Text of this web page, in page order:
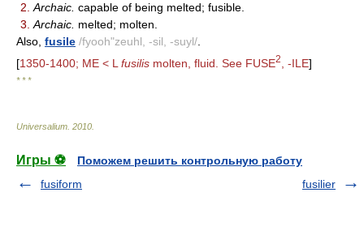
2. Archaic. capable of being melted; fusible.
3. Archaic. melted; molten.
Also, fusile /fyooh"zeuhl, -sil, -suyl/.
[1350-1400; ME < L fusilis molten, fluid. See FUSE2 , -ILE]
* * *
Universalium 2010
Игры ⚽
Поможем решить контрольную работу
fusiform
fusilier